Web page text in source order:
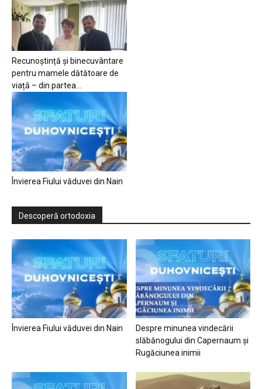
Recunoștință și binecuvântare
pentru mamele dătătoare de
viață – din partea...
Învierea Fiului văduvei din Nain
Descoperă ortodoxia
Învierea Fiului văduvei din Nain
Despre minunea vindecării
slăbănogului din Capernaum și
Rugăciunea inimii